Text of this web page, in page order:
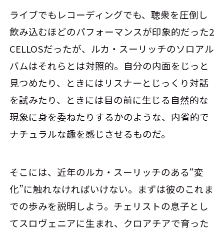
ライブでもレコーディングでも、聴衆を圧倒し
飲み込むほどのパフォーマンスが印象的だった2
CELLOSだったが、ルカ・スーリッチのソロアル
バムはそれらとは対照的。自分の内面をじっと
見つめたり、ときにはリスナーとじっくり対話
を試みたり、ときには目の前に生じる自然的な
現象に身を委ねたりするかのような、内省的で
ナチュラルな趣を感じさせるものだ。
そこには、近年のルカ・スーリッチのある“変
化”に触れなければいけない。まずは彼のこれま
での歩みを説明しよう。チェリストの息子とし
てスロヴェニアに生まれ、クロアチアで育った